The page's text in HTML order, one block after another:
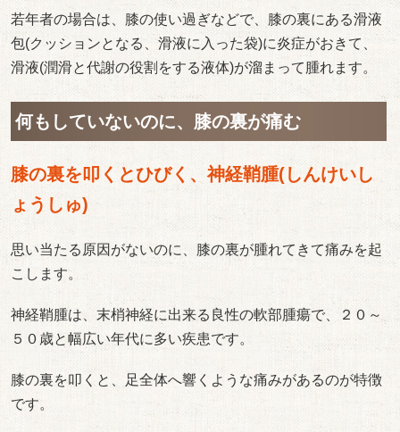
若年者の場合は、膝の使い過ぎなどで、膝の裏にある滑液
包(クッションとなる、滑液に入った袋)に炎症がおきて、
滑液(潤滑と代謝の役割をする液体)が溜まって腫れます。
何もしていないのに、膝の裏が痛む
膝の裏を叩くとひびく、神経鞘腫(しんけいし
ょうしゅ)
思い当たる原因がないのに、膝の裏が腫れてきて痛みを起
こします。
神経鞘腫は、末梢神経に出来る良性の軟部腫瘍で、２０～
５０歳と幅広い年代に多い疾患です。
膝の裏を叩くと、足全体へ響くような痛みがあるのが特徴
です。